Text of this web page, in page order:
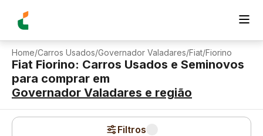
Home/Carros Usados/Governador Valadares/Fiat/Fiorino
Fiat Fiorino: Carros Usados e Seminovos
para comprar em
Governador Valadares e região
Filtros